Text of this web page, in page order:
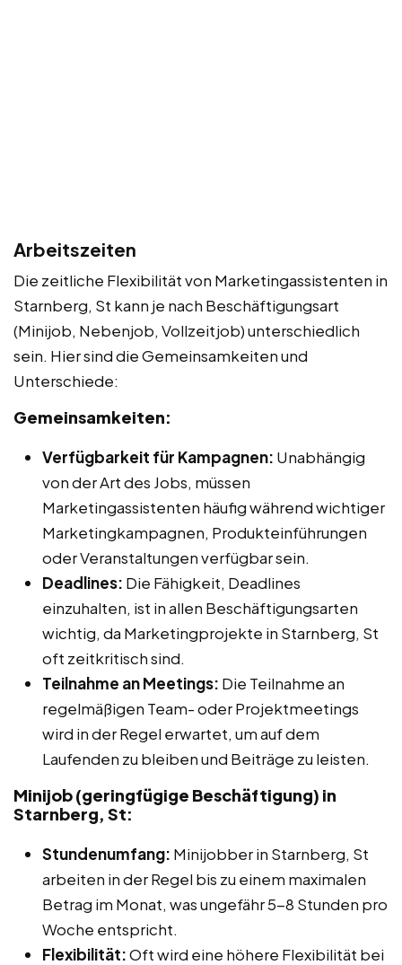
Arbeitszeiten
Die zeitliche Flexibilität von Marketingassistenten in
Starnberg, St kann je nach Beschäftigungsart
(Minijob, Nebenjob, Vollzeitjob) unterschiedlich
sein. Hier sind die Gemeinsamkeiten und
Unterschiede:
Gemeinsamkeiten:
Verfügbarkeit für Kampagnen: Unabhängig
von der Art des Jobs, müssen
Marketingassistenten häufig während wichtiger
Marketingkampagnen, Produkteinführungen
oder Veranstaltungen verfügbar sein.
Deadlines: Die Fähigkeit, Deadlines
einzuhalten, ist in allen Beschäftigungsarten
wichtig, da Marketingprojekte in Starnberg, St
oft zeitkritisch sind.
Teilnahme an Meetings: Die Teilnahme an
regelmäßigen Team- oder Projektmeetings
wird in der Regel erwartet, um auf dem
Laufenden zu bleiben und Beiträge zu leisten.
Minijob (geringfügige Beschäftigung) in
Starnberg, St:
Stundenumfang: Minijobber in Starnberg, St
arbeiten in der Regel bis zu einem maximalen
Betrag im Monat, was ungefähr 5-8 Stunden pro
Woche entspricht.
Flexibilität:Oft wird eine höhere Flexibilität bei